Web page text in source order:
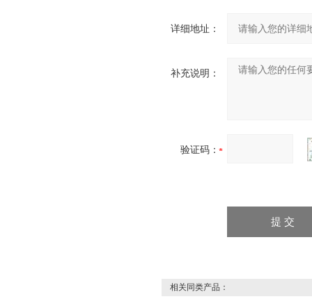
详细地址：
补充说明：
验证码：
相关同类产品：